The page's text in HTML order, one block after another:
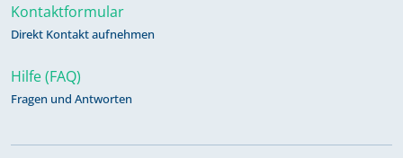
Kontaktformular
Direkt Kontakt aufnehmen
Hilfe (FAQ)
Fragen und Antworten